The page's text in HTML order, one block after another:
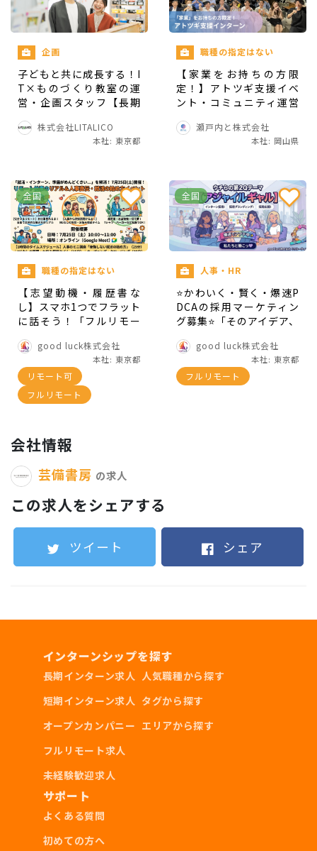
得られる経験・スキル
経営の知識を身につけるなど、アルバイトでは得
られないような経験を積んでいただけると思いま
す。
こんな方と一緒に働きたい！
「あなたに会いたいから来店した」と言ってもら
えるような、ファンができる方と一緒に働きたい
です。
ー、マーケターとしてのスキルアップをしなが
ら、一緒にお金を稼ぎ、社会貢献をしていくこと
に興味のある方に向いていると思います！
▼下記に当てはまる方
将来起業したい方
本屋・古本屋・喫茶店をやりたい方
個人事業主になりたい方
経営の実体験をしたい方
地域やコミュニティを盛り上げたい方
採用条件
学部学年不問
当店に出勤できる方
必須スキル
企画
子どもと共に成長する！I
T×ものづくり教室の運
営・企画スタッフ【長期
株式会社LITALICO
本社: 東京都
職種の指定はない
【家業をお持ちの方限
定！】アトツギ支援イベ
ント・コミュニティ運営
ターン】瀬戸内と株式会社
本社: 岡山県
全国
職種の指定はない
【志望動機・履歴書な
し】スマホ1つでフラット
に話そう！「フルリモー
ぞき見する、いちばんハ
ードルの低い会社説明
会 ～私服参加OK！就
活・インターンの始め方
も人事がコッソリ教えま
good luck株式会社
本社: 東京都
リモート可
フルリモート
全国
人事・HR
⭐かわいく・賢く・爆速P
DCAの採用マーケティン
グ募集⭐「そのアイデア、
っ！！！ ～ギャルチーム
で、今日も改善中～ 」
good luck株式会社
本社: 東京都
フルリモート
会社情報
芸備書房 の求人
この求人をシェアする
ツイート シェア
インターンシップを探す
長期インターン求人
短期インターン求人
オープンカンパニー
フルリモート求人
未経験歓迎求人
人気職種から探す
タグから探す
エリアから探す
サポート
よくある質問
初めての方へ